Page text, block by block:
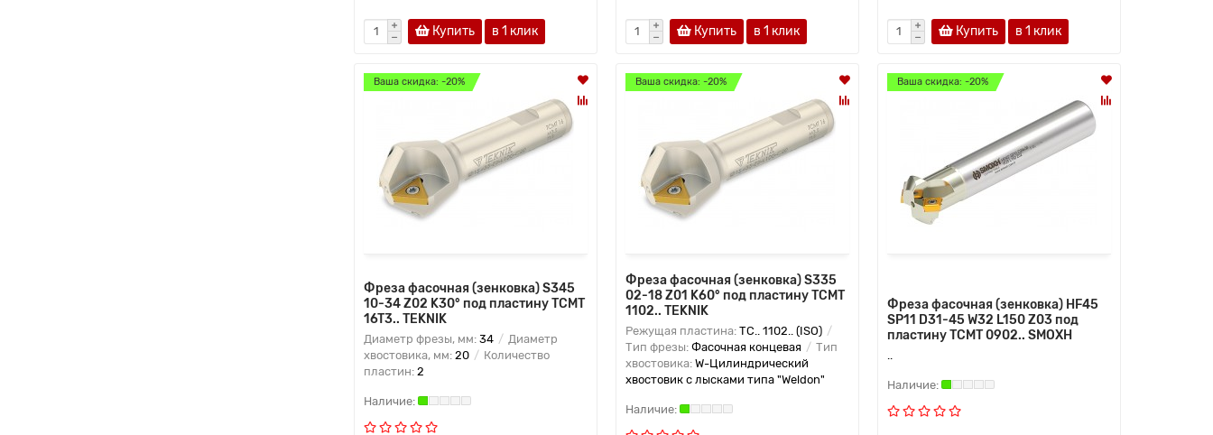
Купить в 1 клик Купить в 1 клик Купить в 1 клик
Ваша скидка: -20%
Фреза фасочная (зенковка) S345
10-34 Z02 K30° под пластину TCMT
16T3.. TEKNIK
Диаметр фрезы, мм: 34
Диаметр
хвостовика, мм: 20
Количество
пластин: 2
Ваша скидка: -20%
Фреза фасочная (зенковка) S335
02-18 Z01 K60° под пластину TCMT
1102.. TEKNIK
Режущая пластина: TC.. 1102.. (ISO)
Тип фрезы: Фасочная концевая
Тип
хвостовика: W-Цилиндрический
хвостовик с лысками типа "Weldon"
Ваша скидка: -20%
Фреза фасочная (зенковка) HF45
SP11 D31-45 W32 L150 Z03 под
пластину TCMT 0902.. SMOXH